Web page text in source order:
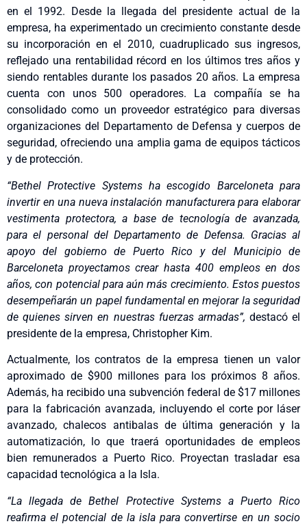
en el 1992. Desde la llegada del presidente actual de la
empresa, ha experimentado un crecimiento constante desde
su incorporación en el 2010, cuadruplicado sus ingresos,
reflejado una rentabilidad récord en los últimos tres años y
siendo rentables durante los pasados 20 años. La empresa
cuenta con unos 500 operadores. La compañía se ha
consolidado como un proveedor estratégico para diversas
organizaciones del Departamento de Defensa y cuerpos de
seguridad, ofreciendo una amplia gama de equipos tácticos
y de protección.
“Bethel Protective Systems ha escogido Barceloneta para
invertir en una nueva instalación manufacturera para elaborar
vestimenta protectora, a base de tecnología de avanzada,
para el personal del Departamento de Defensa. Gracias al
apoyo del gobierno de Puerto Rico y del Municipio de
Barceloneta proyectamos crear hasta 400 empleos en dos
años, con potencial para aún más crecimiento. Estos puestos
desempeñarán un papel fundamental en mejorar la seguridad
de quienes sirven en nuestras fuerzas armadas”, destacó el
presidente de la empresa, Christopher Kim.
Actualmente, los contratos de la empresa tienen un valor
aproximado de $900 millones para los próximos 8 años.
Además, ha recibido una subvención federal de $17 millones
para la fabricación avanzada, incluyendo el corte por láser
avanzado, chalecos antibalas de última generación y la
automatización, lo que traerá oportunidades de empleos
bien remunerados a Puerto Rico. Proyectan trasladar esa
capacidad tecnológica a la Isla.
“La llegada de Bethel Protective Systems a Puerto Rico
reafirma el potencial de la isla para convertirse en un socio